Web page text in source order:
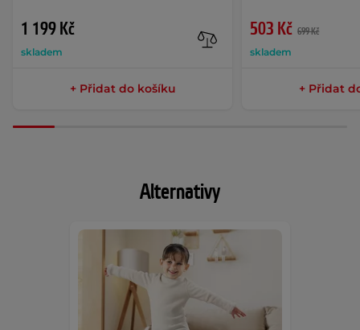
1 199 Kč
skladem
+ Přidat do košíku
503 Kč 699 Kč
skladem
+ Přidat
Alternativy